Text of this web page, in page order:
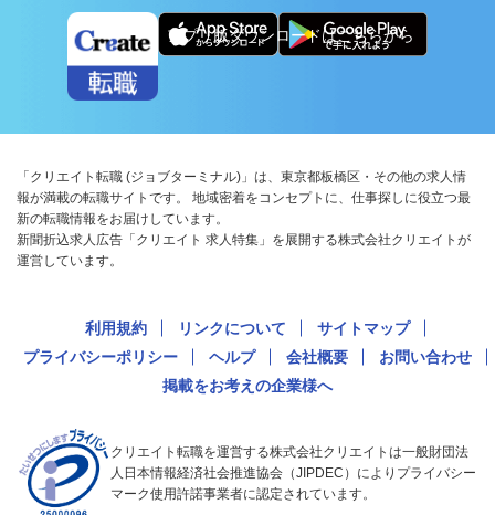
アプリ版ダウンロードはこちらから
「クリエイト転職 (ジョブターミナル)」は、東京都板橋区・その他の求人情
報が満載の転職サイトです。 地域密着をコンセプトに、仕事探しに役立つ最
新の転職情報をお届けしています。
新聞折込求人広告「クリエイト 求人特集」を展開する株式会社クリエイトが
運営しています。
利用規約 リンクについて
サイトマップ
プライバシーポリシー
ヘルプ 会社概要
お問い合わせ
掲載をお考えの企業様へ
クリエイト転職を運営する株式会社クリエイトは一般財団法
人日本情報経済社会推進協会（JIPDEC）によりプライバシー
マーク使用許諾事業者に認定されています。